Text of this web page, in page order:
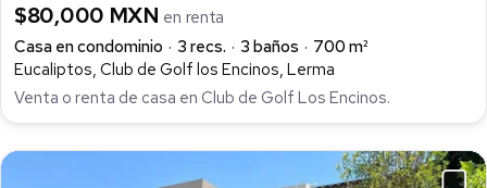
$80,000 MXN en renta
Casa en condominio
3 recs. 3 baños
700 m²
Eucaliptos, Club de Golf los Encinos, Lerma
Venta o renta de casa en Club de Golf Los Encinos.